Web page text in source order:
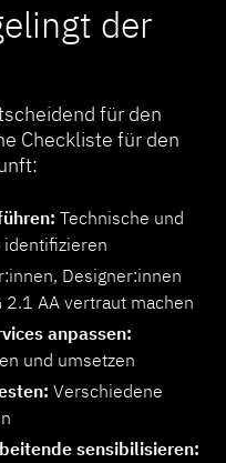
der
für den
Checkliste für den
Technische und
identifizieren
Designer:innen
2.1 AA vertraut machen
anpassen:
und umsetzen
Verschiedene
sensibilisieren: